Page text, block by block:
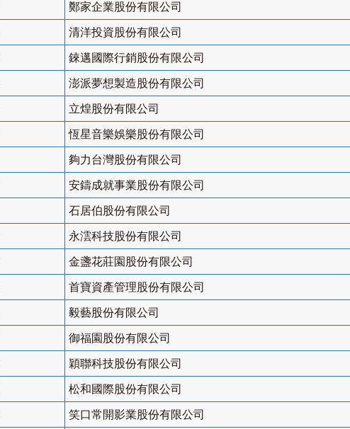
鄭家企業股份有限公司
清洋投資股份有限公司
錸邁國際行銷股份有限公司
澎派夢想製造股份有限公司
立煌股份有限公司
恆星音樂娛樂股份有限公司
夠力台灣股份有限公司
安鑄成就事業股份有限公司
石居伯股份有限公司
永澐科技股份有限公司
金盞花莊園股份有限公司
首寶資產管理股份有限公司
毅藝股份有限公司
御福園股份有限公司
穎聯科技股份有限公司
松和國際股份有限公司
笑口常開影業股份有限公司